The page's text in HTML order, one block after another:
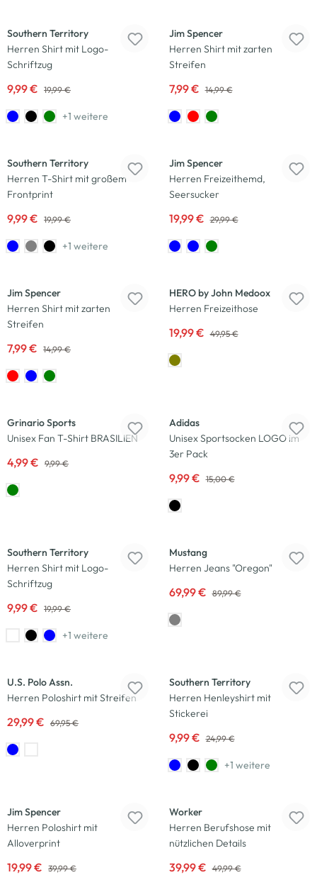
Southern Territory
Herren Shirt mit Logo-
Schriftzug
9,99 € 19,99 €
+1 weitere
Jim Spencer
Herren Shirt mit zarten
Streifen
7,99 € 14,99 €
Southern Territory
Herren T-Shirt mit großem
Frontprint
9,99 € 19,99 €
+1 weitere
Jim Spencer
Herren Freizeithemd,
Seersucker
19,99 € 29,99 €
Jim Spencer
Herren Shirt mit zarten
Streifen
7,99 € 14,99 €
HERO by John Medoox
Herren Freizeithose
19,99 € 49,95 €
Grinario Sports
Unisex Fan T-Shirt BRASILIEN
4,99 € 9,99 €
Adidas
Unisex Sportsocken LOGO im
3er Pack
9,99 € 15,00 €
Southern Territory
Herren Shirt mit Logo-
Schriftzug
9,99 € 19,99 €
+1 weitere
Mustang
Herren Jeans "Oregon"
69,99 € 89,99 €
U.S. Polo Assn.
Herren Poloshirt mit Streifen
29,99 € 69,95 €
Southern Territory
Herren Henleyshirt mit
Stickerei
9,99 € 24,99 €
+1 weitere
Jim Spencer
Herren Poloshirt mit
Alloverprint
19,99 € 39,99 €
Worker
Herren Berufshose mit
nützlichen Details
39,99 € 49,99 €